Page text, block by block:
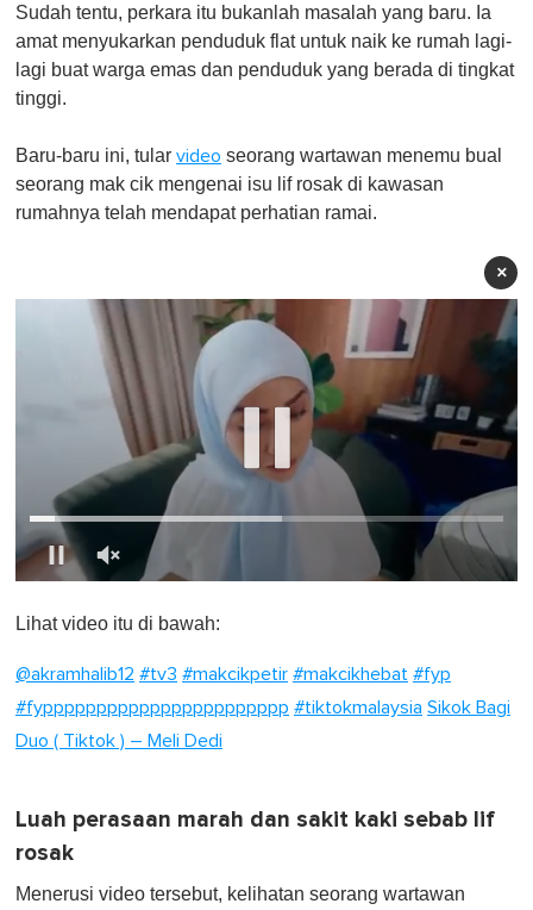
Sudah tentu, perkara itu bukanlah masalah yang baru. Ia
amat menyukarkan penduduk flat untuk naik ke rumah lagi-
lagi buat warga emas dan penduduk yang berada di tingkat
tinggi.
Baru-baru ini, tular video seorang wartawan menemu bual
seorang mak cik mengenai isu lif rosak di kawasan
rumahnya telah mendapat perhatian ramai.
×
f
m
i
n
t
Lihat video itu di bawah:
@akramhalib12 #tv3 #makcikpetir #makcikhebat #fyp
#fyppppppppppppppppppppppp #tiktokmalaysia Sikok Bagi
Duo ( Tiktok ) – Meli Dedi
Luah perasaan marah dan sakit kaki sebab lif
rosak
Menerusi video tersebut, kelihatan seorang wartawan